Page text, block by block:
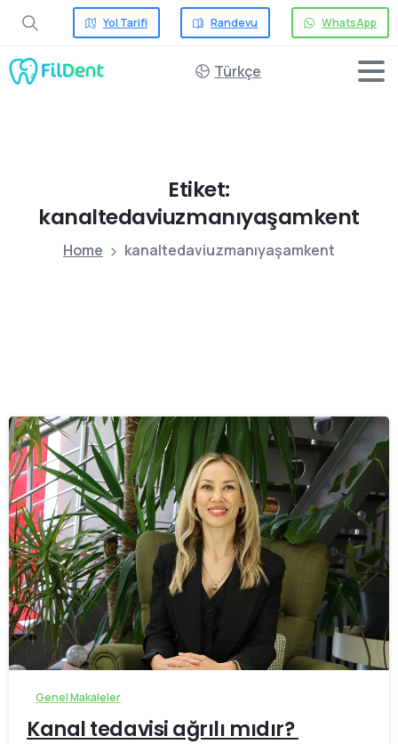
Yol Tarifi Randevu WhatsApp
Türkçe
Etiket:
kanaltedaviuzmanıyaşamkent
Home kanaltedaviuzmanıyaşamkent
-
Genel Makaleler
Kanal tedavisi ağrılı mıdır?